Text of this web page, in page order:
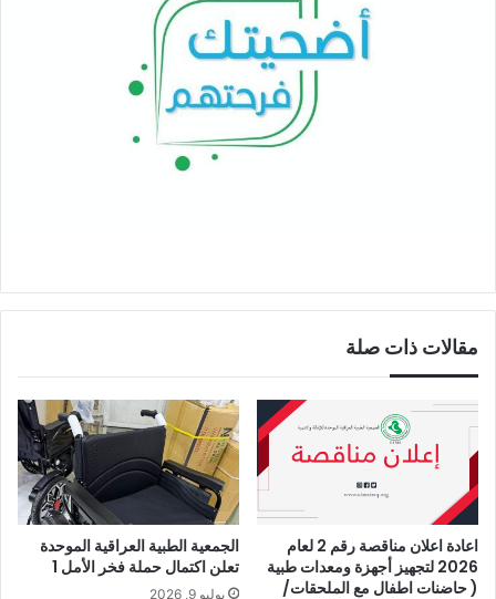
مقالات ذات صلة
اعادة اعلان مناقصة رقم 2 لعام
2026 لتجهيز أجهزة ومعدات طبية
( حاضنات اطفال مع الملحقات/
الجمعية الطبية العراقية الموحدة
تعلن اكتمال حملة فخر الأمل 1
يوليو 9, 2026